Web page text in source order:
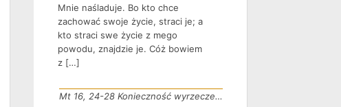
Mnie naśladuje. Bo kto chce
zachować swoje życie, straci je; a
kto straci swe życie z mego
powodu, znajdzie je. Cóż bowiem
z […]
Mt 16, 24-28 Konieczność wyrzeczenia